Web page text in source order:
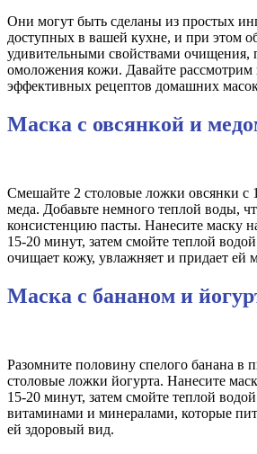
Они могут быть сделаны из простых
доступных в вашей кухне, и при этом
удивительными свойствами очищения,
омоложения кожи. Давайте рассмотрим
эффективных рецептов домашних
Маска с овсянкой и
Смешайте 2 столовые ложки овсянки с
меда. Добавьте немного теплой воды,
консистенцию пасты. Нанесите маску
15-20 минут, затем смойте теплой
очищает кожу, увлажняет и придает ей
Маска с бананом и
Разомните половину спелого банана в
столовые ложки йогурта. Нанесите
15-20 минут, затем смойте теплой
витаминами и минералами, которые
ей здоровый вид.